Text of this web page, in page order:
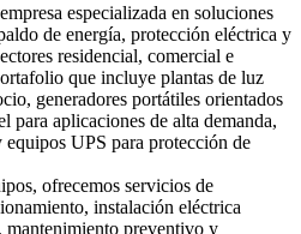
especializada en soluciones
de energía, protección eléctrica y
residencial, comercial e
que incluye plantas de luz
generadores portátiles orientados
para aplicaciones de alta demanda,
equipos UPS para protección de
ofrecemos servicios de
instalación eléctrica
mantenimiento preventivo y